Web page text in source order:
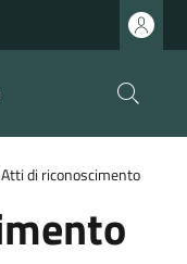
Atti di riconoscimento